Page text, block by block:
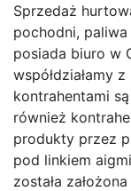
Sprzedaż
pochodni,
posiada biuro w
współdziałamy
kontrahentami
również
produkty przez
pod linkiem
została